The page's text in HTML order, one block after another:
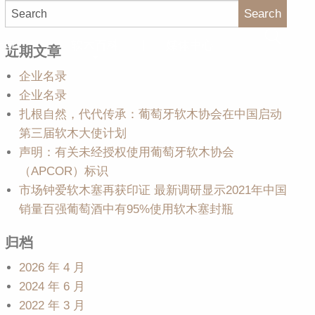
使
Search
近期文章
企业名录
企业名录
扎根自然，代代传承：葡萄牙软木协会在中国启动
第三届软木大使计划
声明：有关未经授权使用葡萄牙软木协会
（APCOR）标识
市场钟爱软木塞再获印证 最新调研显示2021年中国
销量百强葡萄酒中有95%使用软木塞封瓶
归档
2026 年 4 月
2024 年 6 月
2022 年 3 月